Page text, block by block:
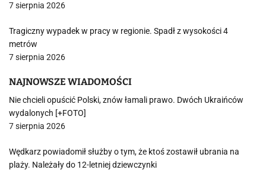
7 sierpnia 2026
Tragiczny wypadek w pracy w regionie. Spadł z wysokości 4
metrów
7 sierpnia 2026
NAJNOWSZE WIADOMOŚCI
Nie chcieli opuścić Polski, znów łamali prawo. Dwóch Ukraińców
wydalonych [+FOTO]
7 sierpnia 2026
Wędkarz powiadomił służby o tym, że ktoś zostawił ubrania na
plaży. Należały do 12-letniej dziewczynki